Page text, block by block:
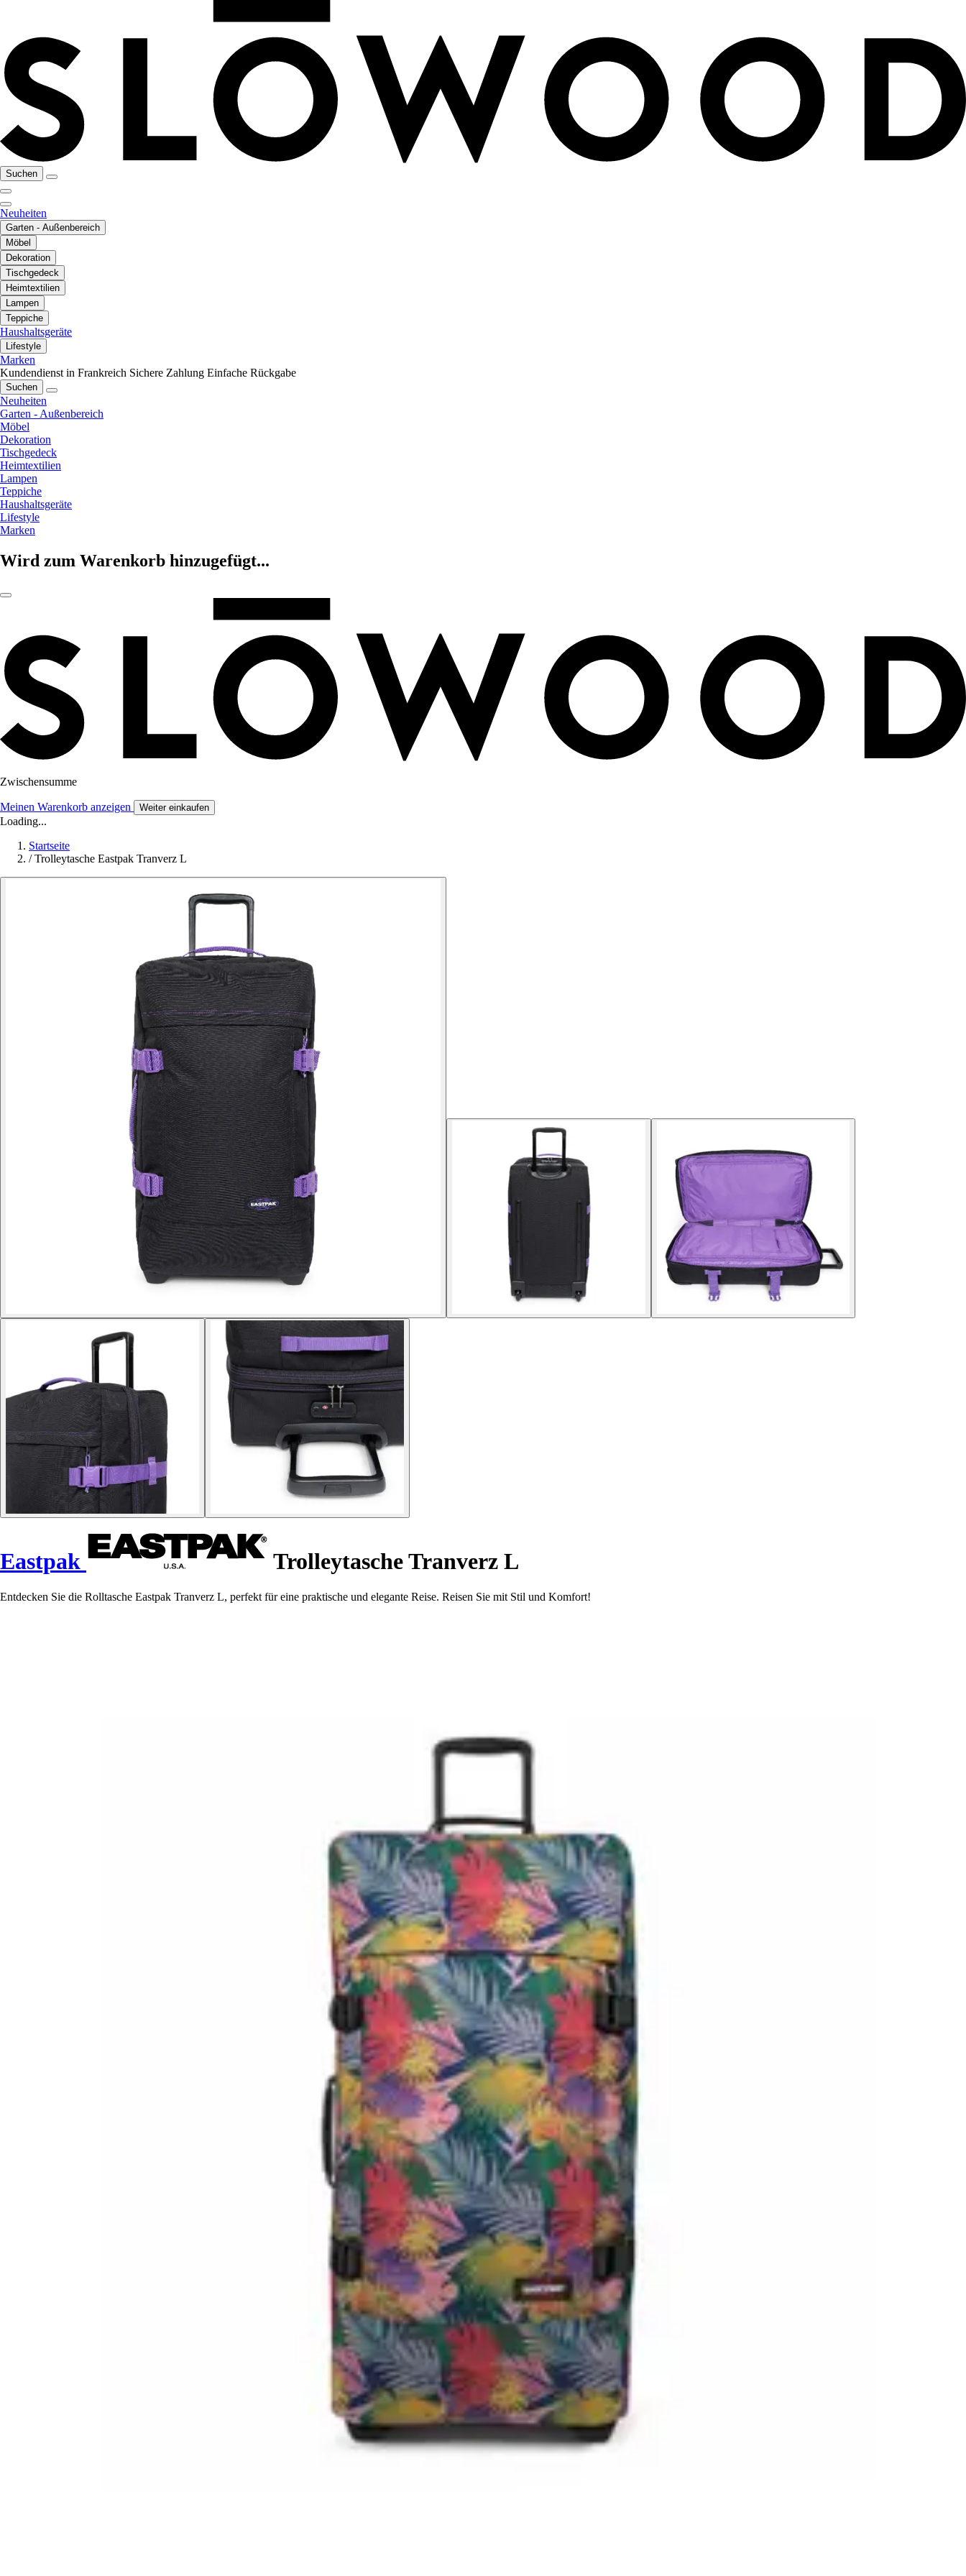
Suchen
Neuheiten
Garten - Außenbereich
Möbel
Dekoration
Tischgedeck
Heimtextilien
Lampen
Teppiche
Haushaltsgeräte
Lifestyle
Marken
Kundendienst in Frankreich Sichere Zahlung Einfache Rückgabe
Suchen
Neuheiten
Garten - Außenbereich
Möbel
Dekoration
Tischgedeck
Heimtextilien
Lampen
Teppiche
Haushaltsgeräte
Lifestyle
Marken
Wird zum Warenkorb hinzugefügt...
Zwischensumme
Meinen Warenkorb anzeigen Weiter einkaufen
Loading...
Startseite
/ Trolleytasche Eastpak Tranverz L
Eastpak Trolleytasche Tranverz L
Entdecken Sie die Rolltasche Eastpak Tranverz L, perfekt für eine praktische und elegante Reise. Reisen Sie mit Stil und Komfort!